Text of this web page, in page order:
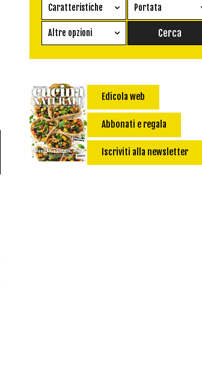
Caratteristiche
Ricetta vegetariana
Senza glutine
senza uova
Vegan
Portata
Antipasto
Conserva
Dessert
Pane
Salsa
Secondo
Altre opzioni
Impatto Glicemico:
Calorie max (kcal):
Edicola web
Abbonati e regala
Iscriviti alla newsletter